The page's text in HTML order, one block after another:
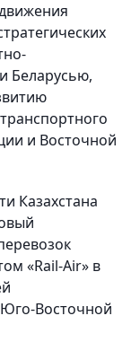
Беларусью,
и Восточной
Казахстана
«Rail-Аir» в
Юго-Восточной